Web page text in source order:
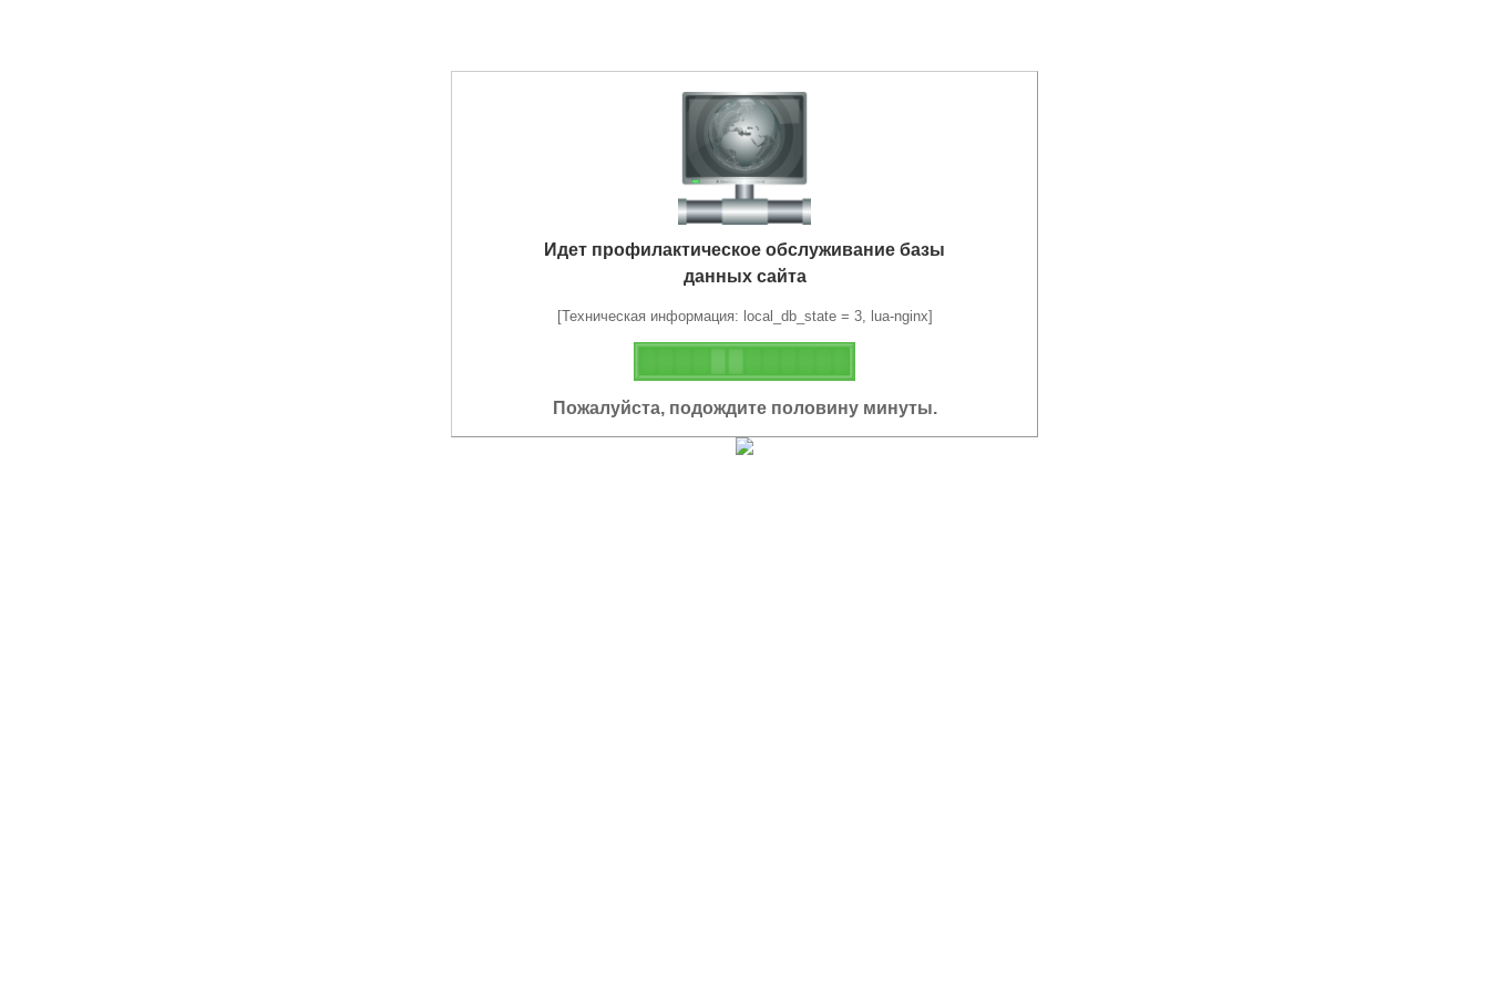
Идет профилактическое обслуживание базы
данных сайта
[Техническая информация: local_db_state = 3, lua-nginx]
Пожалуйста, подождите половину минуты.